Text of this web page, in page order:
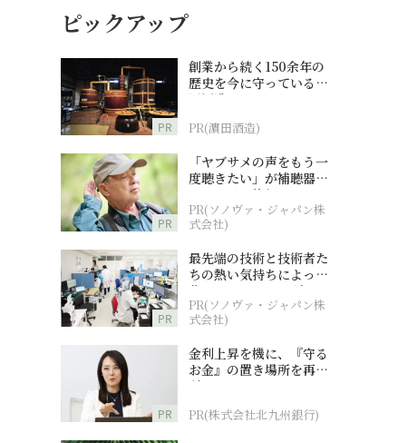
ピックアップ
PR
創業から続く150余年の
歴史を今に守っている濵
田酒造
PR(濵田酒造)
PR
「ヤブサメの声をもう一
度聴きたい」が補聴器チ
ャレンジの後押しに
PR(ソノヴァ・ジャパン株
式会社)
PR
最先端の技術と技術者た
ちの熱い気持ちによって
作られているオーダーメ
イド補聴器
PR(ソノヴァ・ジャパン株
式会社)
PR
金利上昇を機に、『守る
お金』の置き場所を再検
討
PR(株式会社北九州銀行)